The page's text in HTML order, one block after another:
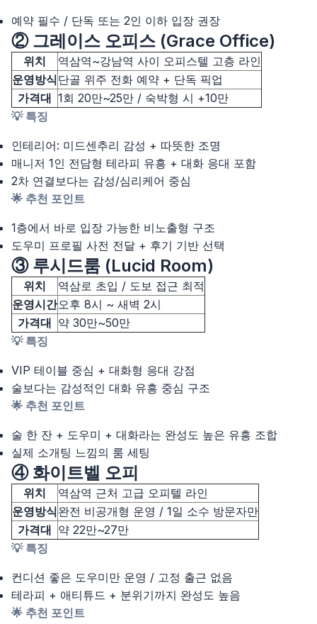
예약 필수 / 단독 또는 2인 이하 입장 권장
② 그레이스 오피스 (Grace Office)
위치
역삼역~강남역 사이 오피스텔 고층 라인
운영방식 단골 위주 전화 예약 + 단독 픽업
가격대 1회 20만~25만 / 숙박형 시 +10만
💡 특징
인테리어: 미드센추리 감성 + 따뜻한 조명
매니저 1인 전담형 테라피 유흥 + 대화 응대 포함
2차 연결보다는 감성/심리케어 중심
🌟 추천 포인트
1층에서 바로 입장 가능한 비노출형 구조
도우미 프로필 사전 전달 + 후기 기반 선택
③ 루시드룸 (Lucid Room)
위치
역삼로 초입 / 도보 접근 최적
운영시간오후 8시 ~ 새벽 2시
가격대 약 30만~50만
💡 특징
VIP 테이블 중심 + 대화형 응대 강점
술보다는 감성적인 대화 유흥 중심 구조
🌟 추천 포인트
술 한 잔 + 도우미 + 대화라는 완성도 높은 유흥 조합
실제 소개팅 느낌의 룸 세팅
④ 화이트벨 오피
위치
역삼역 근처 고급 오피텔 라인
운영방식 완전 비공개형 운영 / 1일 소수 방문자만
가격대 약 22만~27만
💡 특징
컨디션 좋은 도우미만 운영 / 고정 출근 없음
테라피 + 애티튜드 + 분위기까지 완성도 높음
🌟 추천 포인트